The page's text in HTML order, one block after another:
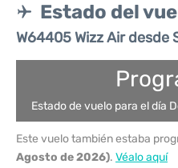
Estado del
W64405 Wizz Air desde
Estado de vuelo para el día
Este vuelo también estaba
Agosto de 2026). Véalo aquí